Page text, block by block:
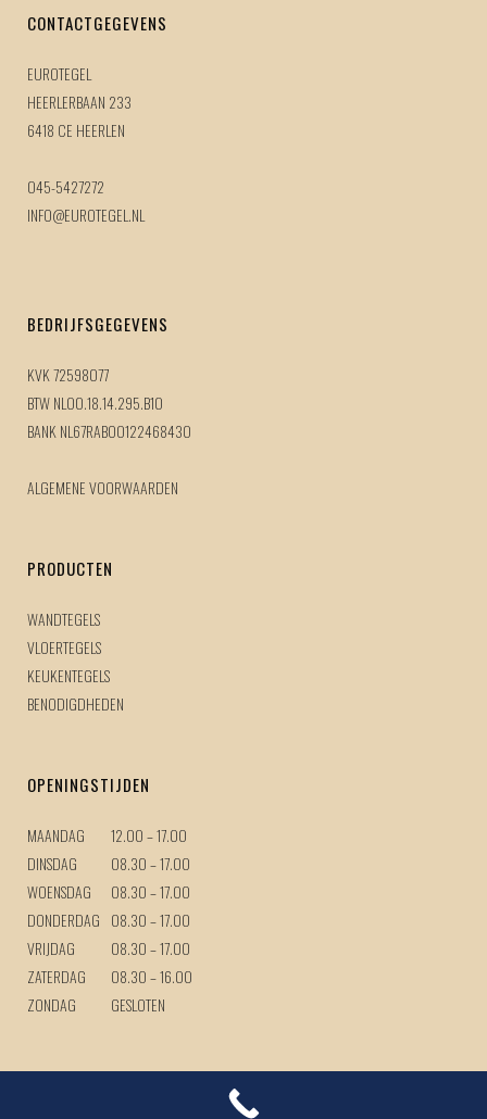
CONTACTGEGEVENS
EUROTEGEL
HEERLERBAAN 233
6418 CE HEERLEN
045-5427272
INFO@EUROTEGEL.NL
BEDRIJFSGEGEVENS
KVK 72598077
BTW NL00.18.14.295.B10
BANK NL67RABO0122468430
ALGEMENE VOORWAARDEN
PRODUCTEN
WANDTEGELS
VLOERTEGELS
KEUKENTEGELS
BENODIGDHEDEN
OPENINGSTIJDEN
MAANDAG
12.00 – 17.00
DINSDAG
08.30 – 17.00
WOENSDAG
08.30 – 17.00
DONDERDAG 08.30 – 17.00
VRIJDAG
08.30 – 17.00
ZATERDAG
08.30 – 16.00
ZONDAG
GESLOTEN